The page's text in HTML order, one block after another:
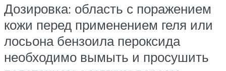
Дозировка: область с поражением
кожи перед применением геля или
лосьона бензоила пероксида
необходимо вымыть и просушить